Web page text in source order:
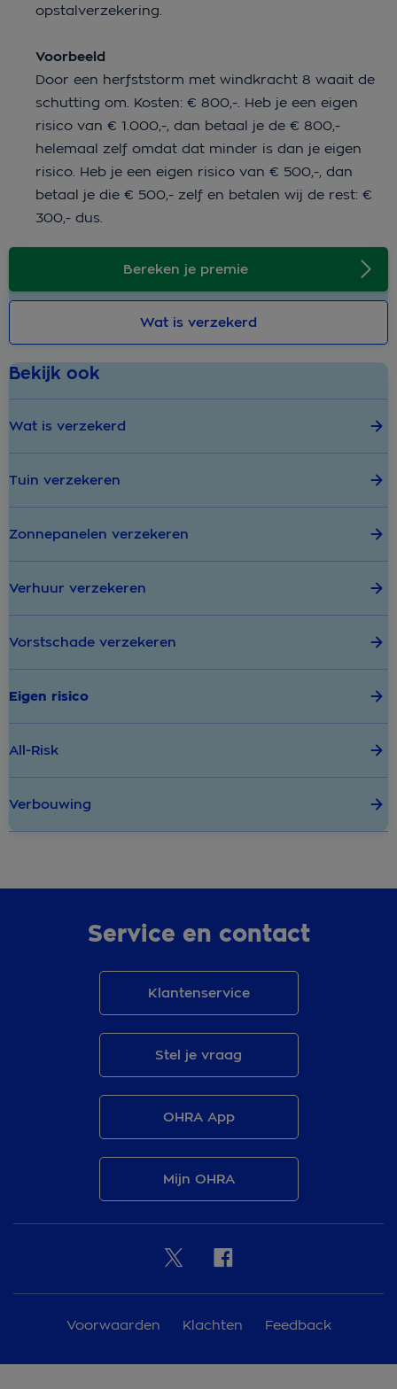
opstalverzekering.
Voorbeeld
Door een herfststorm met windkracht 8 waait de
schutting om. Kosten: € 800,-. Heb je een eigen
risico van € 1.000,-, dan betaal je de € 800,-
helemaal zelf omdat dat minder is dan je eigen
risico. Heb je een eigen risico van € 500,-, dan
betaal je die € 500,- zelf en betalen wij de rest: €
300,- dus.
Bereken je premie
Wat is verzekerd
Bekijk ook
Wat is verzekerd
Tuin verzekeren
Zonnepanelen verzekeren
Verhuur verzekeren
Vorstschade verzekeren
Eigen risico
All-Risk
Verbouwing
Service en contact
Klantenservice
Stel je vraag
OHRA App
Mijn OHRA
Voorwaarden Klachten Feedback